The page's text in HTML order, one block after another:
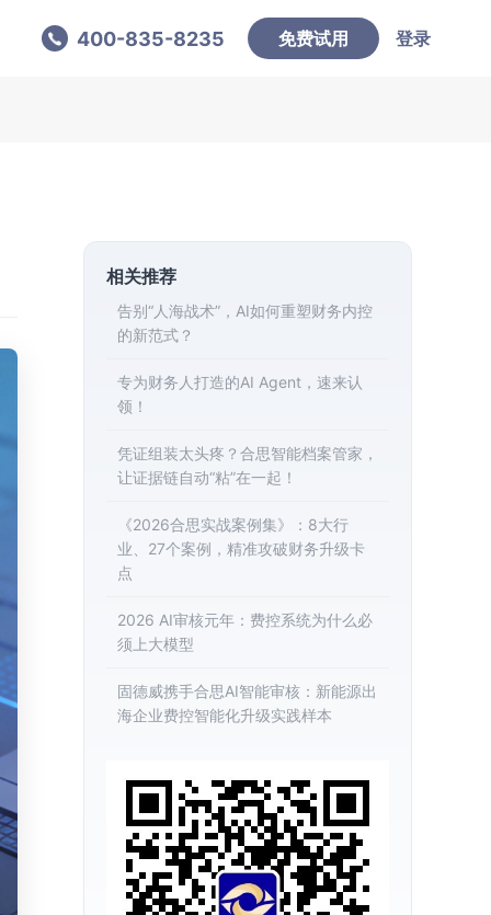
400-835-8235 免费试用 登录
相关推荐
告别“人海战术”，AI如何重塑财务内控
的新范式？
专为财务人打造的AI Agent，速来认
领！
凭证组装太头疼？合思智能档案管家，
让证据链自动“粘”在一起！
《2026合思实战案例集》：8大行
业、27个案例，精准攻破财务升级卡
点
2026 AI审核元年：费控系统为什么必
须上大模型
固德威携手合思AI智能审核：新能源出
海企业费控智能化升级实践样本